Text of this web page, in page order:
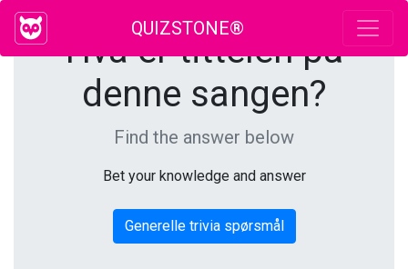
QUIZSTONE®
Hva er tittelen på
denne sangen?
Find the answer below
Bet your knowledge and answer
Generelle trivia spørsmål